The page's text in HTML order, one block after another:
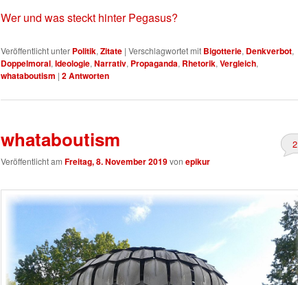
Wer und was steckt hinter Pegasus?
Veröffentlicht unter Politik, Zitate | Verschlagwortet mit Bigotterie, Denkverbot,
Doppelmoral, Ideologie, Narrativ, Propaganda, Rhetorik, Vergleich,
whataboutism | 2Antworten
whataboutism
Veröffentlicht am Freitag, 8. November 2019von epikur
2